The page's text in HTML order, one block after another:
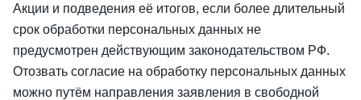
Акции и подведения её итогов, если более длительный
срок обработки персональных данных не
предусмотрен действующим законодательством РФ.
Отозвать согласие на обработку персональных данных
можно путём направления заявления в свободной